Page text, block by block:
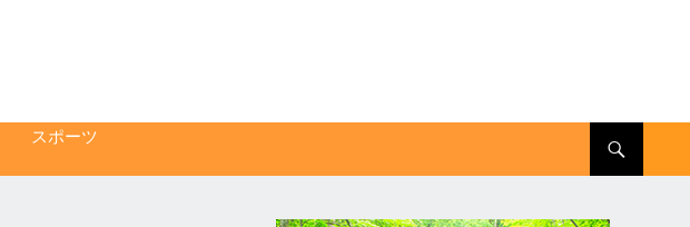
スポーツ